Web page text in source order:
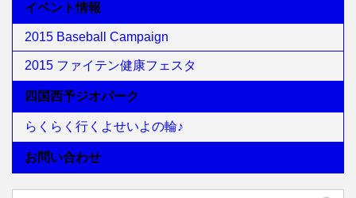
イベント情報
2015 Baseball Campaign
2015 ファイテン健康フェスタ
四国西予ジオパーク
らくらく行くよせいよの輪♪
お問い合わせ